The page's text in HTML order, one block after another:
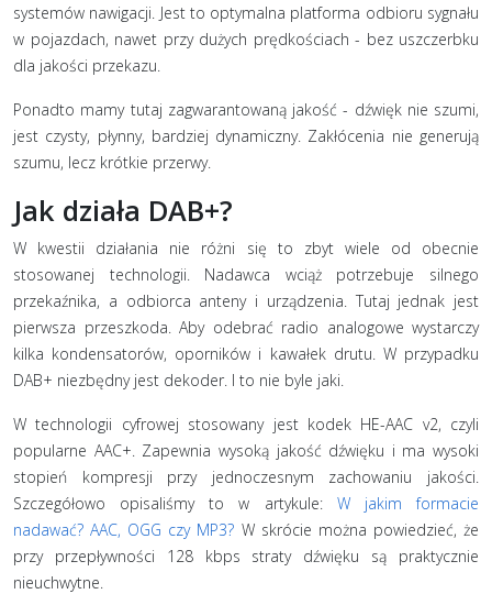
systemów nawigacji. Jest to optymalna platforma odbioru sygnału
w pojazdach, nawet przy dużych prędkościach - bez uszczerbku
dla jakości przekazu.
Ponadto mamy tutaj zagwarantowaną jakość - dźwięk nie szumi,
jest czysty, płynny, bardziej dynamiczny. Zakłócenia nie generują
szumu, lecz krótkie przerwy.
Jak działa DAB+?
W kwestii działania nie różni się to zbyt wiele od obecnie
stosowanej technologii. Nadawca wciąż potrzebuje silnego
przekaźnika, a odbiorca anteny i urządzenia. Tutaj jednak jest
pierwsza przeszkoda. Aby odebrać radio analogowe wystarczy
kilka kondensatorów, oporników i kawałek drutu. W przypadku
DAB+ niezbędny jest dekoder. I to nie byle jaki.
W technologii cyfrowej stosowany jest kodek HE-AAC v2, czyli
popularne AAC+. Zapewnia wysoką jakość dźwięku i ma wysoki
stopień kompresji przy jednoczesnym zachowaniu jakości.
Szczegółowo opisaliśmy to w artykule: W jakim formacie
nadawać? AAC, OGG czy MP3? W skrócie można powiedzieć, że
przy przepływności 128 kbps straty dźwięku są praktycznie
nieuchwytne.